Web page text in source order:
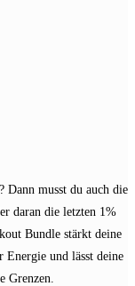
Dann musst du auch die
daran die letzten 1%
Bundle stärkt deine
und lässt deine
Grenzen.